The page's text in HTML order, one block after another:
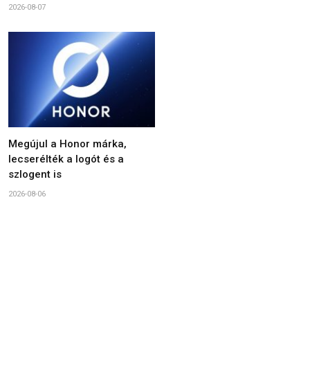
2026-08-07
Megújul a Honor márka,
lecserélték a logót és a
szlogent is
2026-08-06